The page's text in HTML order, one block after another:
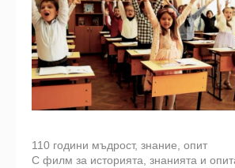
110 години мъдрост, знание, опит
С филм за историята, знанията и